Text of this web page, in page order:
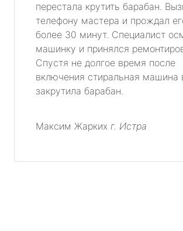
перестала крутить барабан.
телефону мастера и прождал
более 30 минут. Специалист
машинку и принялся
Спустя не долгое время после
включения стиральная машина
закрутила барабан.
Максим Жарких г. Истра